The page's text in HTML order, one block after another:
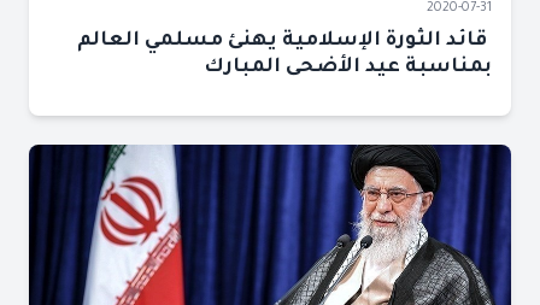
2020-07-31
قائد الثورة الإسلامية يهنئ مسلمي العالم
بمناسبة عيد الأضحى المبارك